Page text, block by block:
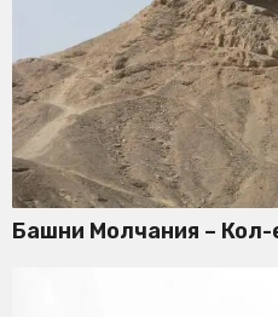
Башни Молчания –